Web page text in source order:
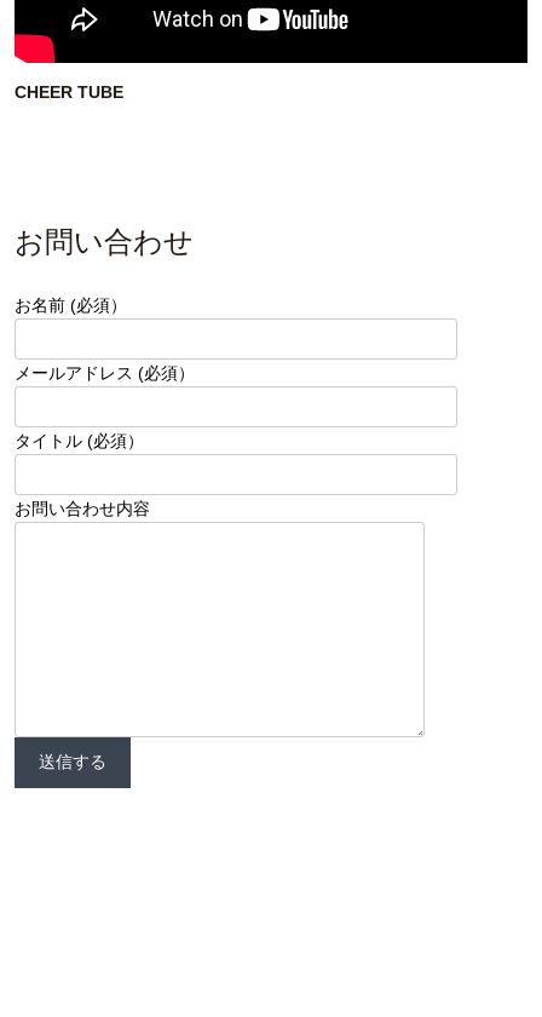
CHEER TUBE
お問い合わせ
お名前 (必須）
メールアドレス (必須）
タイトル (必須）
お問い合わせ内容